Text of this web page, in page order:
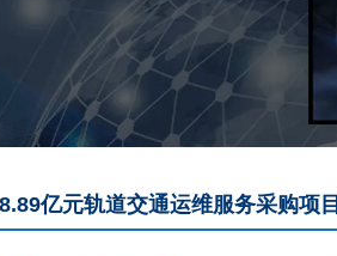
亿元轨道交通运维服务采购项目